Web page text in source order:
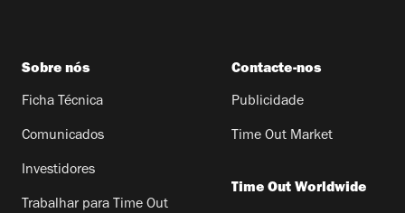
Sobre nós
Ficha Técnica
Comunicados
Investidores
Trabalhar para Time Out
Contacte-nos
Publicidade
Time Out Market
Time Out Worldwide